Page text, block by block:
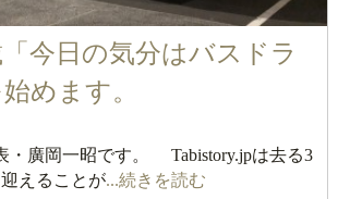
今日の気分はバスドラ
めます。
廣岡一昭です。 Tabistory.jpは去る3
えることが...続きを読む